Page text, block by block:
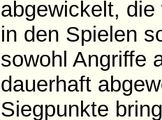
abgewickelt,
in den Spielen
sowohl Angriffe
dauerhaft
Siegpunkte